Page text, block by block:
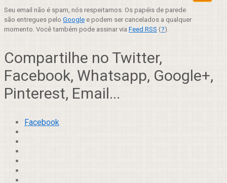
Seu email não é spam, nós respeitamos. Os papéis de parede
são entregues pelo Google e podem ser cancelados a qualquer
momento. Você também pode assinar via Feed RSS (?).
Compartilhe no Twitter,
Facebook, Whatsapp, Google+,
Pinterest, Email...
Facebook